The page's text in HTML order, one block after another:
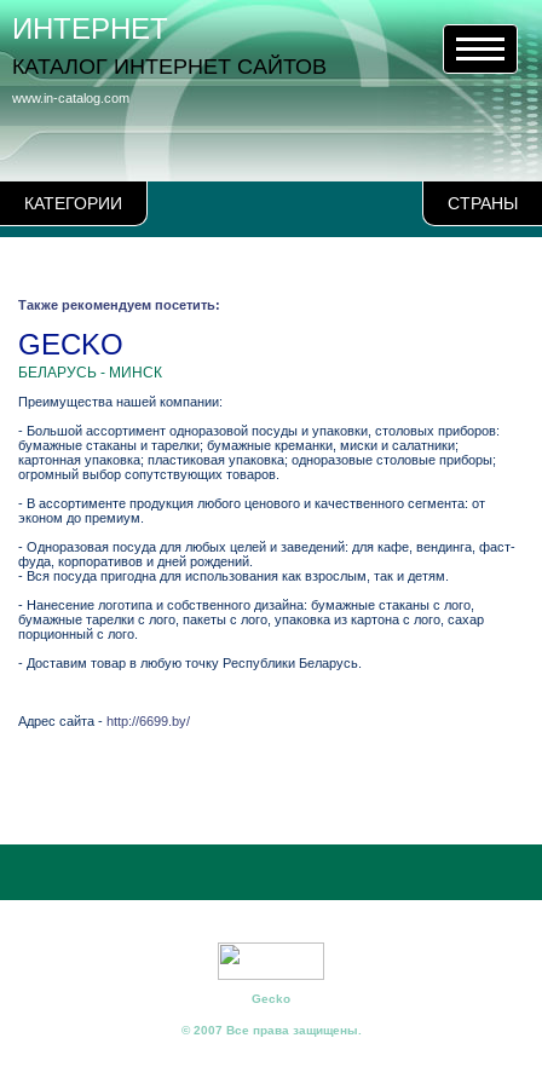
КАТЕГОРИИ СТРАНЫ
www.in-catalog.com
ИНТЕРНЕТ
КАТАЛОГ ИНТЕРНЕТ САЙТОВ
Также рекомендуем посетить:
GECKO
БЕЛАРУСЬ - МИНСК
Преимущества нашей компании:
- Большой ассортимент одноразовой посуды и упаковки, столовых приборов:
бумажные стаканы и тарелки; бумажные креманки, миски и салатники;
картонная упаковка; пластиковая упаковка; одноразовые столовые приборы;
огромный выбор сопутствующих товаров.
- В ассортименте продукция любого ценового и качественного сегмента: от
эконом до премиум.
- Одноразовая посуда для любых целей и заведений: для кафе, вендинга, фаст-
фуда, корпоративов и дней рождений.
- Вся посуда пригодна для использования как взрослым, так и детям.
- Нанесение логотипа и собственного дизайна: бумажные стаканы с лого,
бумажные тарелки с лого, пакеты с лого, упаковка из картона с лого, сахар
порционный с лого.
- Доставим товар в любую точку Республики Беларусь.
Адрес сайта - http://6699.by/
Gecko
© 2007 Все права защищены.